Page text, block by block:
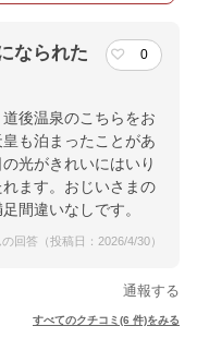
なられた
0
後温泉のこちらをお
も泊まったことがあ
光がきれいにはいり
ます。おじいさまの
間違いなしです。
回答（投稿日：2026/4/30）
通報する
すべてのクチコミ(6 件)をみる